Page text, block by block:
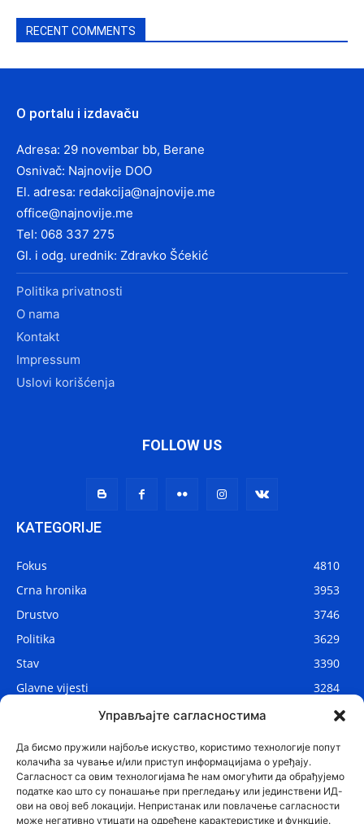
Управљајте сагласностима
Да бисмо пружили најбоље искуство, користимо технологије попут
колачића за чување и/или приступ информацијама о уређају.
Сагласност са овим технологијама ће нам омогућити да обрађујемо
податке као што су понашање при прегледању или јединствени ИД-
ови на овој веб локацији. Непристанак или повлачење сагласности
може негативно утицати на одређене карактеристике и функције.
RECENT COMMENTS
O portalu i izdavaču
Adresa: 29 novembar bb, Berane
Osnivač: Najnovije DOO
El. adresa: redakcija@najnovije.me
office@najnovije.me
Tel: 068 337 275
Gl. i odg. urednik: Zdravko Šćekić
Politika privatnosti
O nama
Kontakt
Impressum
Uslovi korišćenja
FOLLOW US
KATEGORIJE
Fokus
4810
Crna hronika
3953
Drustvo
3746
Politika
3629
Stav
3390
Glavne vijesti
3284
2906